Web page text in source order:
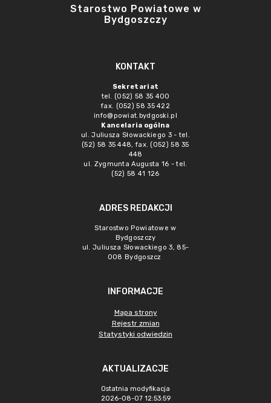
Starostwo Powiatowe w
Bydgoszczy
KONTAKT
Sekretariat
tel. (052) 58 35 400
fax. (052) 58 35 422
info@powiat.bydgoski.pl
Kancelaria ogólna
ul. Juliusza Słowackiego 3 - tel.
(52) 58 35 448, fax. (052) 58 35
448
ul. Zygmunta Augusta 16 - tel.
(52) 58 41 126
ADRES REDAKCJI
Starostwo Powiatowe w
Bydgoszczy
ul. Juliusza Słowackiego 3, 85-
008 Bydgoszcz
INFORMACJE
Mapa strony
Rejestr zmian
Statystyki odwiedzin
AKTUALIZACJE
Ostatnia modyfikacja
2026-08-07 12:53:59